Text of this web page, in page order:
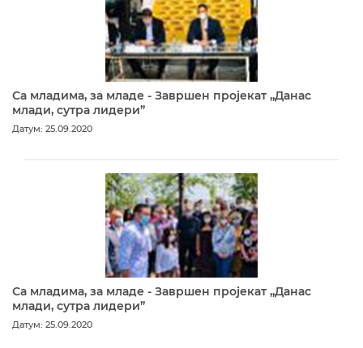
Са младима, за младе - Завршен пројекат „Данас
млади, сутра лидери”
Датум: 25.09.2020
Са младима, за младе - Завршен пројекат „Данас
млади, сутра лидери”
Датум: 25.09.2020